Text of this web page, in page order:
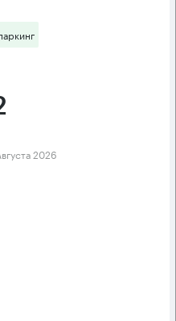
2026